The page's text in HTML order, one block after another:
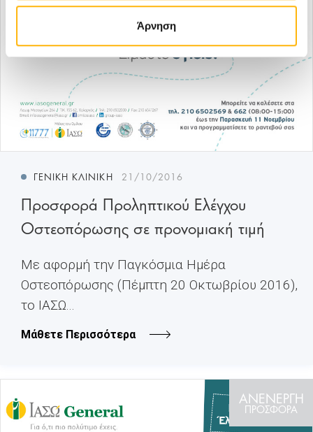
Άρνηση
ΓΕΝΙΚΉ ΚΛΙΝΙΚΉ 21/10/2016
Προσφορά Προληπτικού Ελέγχου
Οστεοπόρωσης σε προνομιακή τιμή
Με αφορμή την Παγκόσμια Ημέρα
Οστεοπόρωσης (Πέμπτη 20 Οκτωβρίου 2016),
το ΙΑΣΩ...
Μάθετε Περισσότερα
ΑΝΕΝΕΡΓΗ
ΠΡΟΣΦΟΡΑ